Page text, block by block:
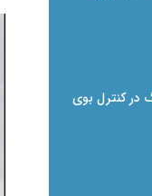
در کنترل بوی